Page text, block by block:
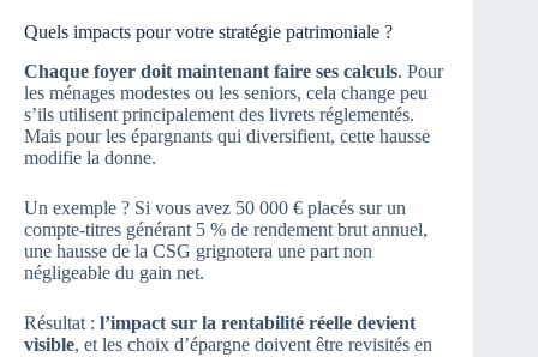
Quels impacts pour votre stratégie patrimoniale ?
Chaque foyer doit maintenant faire ses calculs. Pour
les ménages modestes ou les seniors, cela change peu
s’ils utilisent principalement des livrets réglementés.
Mais pour les épargnants qui diversifient, cette hausse
modifie la donne.
Un exemple ? Si vous avez 50 000 € placés sur un
compte-titres générant 5 % de rendement brut annuel,
une hausse de la CSG grignotera une part non
négligeable du gain net.
Résultat : l’impact sur la rentabilité réelle devient
visible, et les choix d’épargne doivent être revisités en